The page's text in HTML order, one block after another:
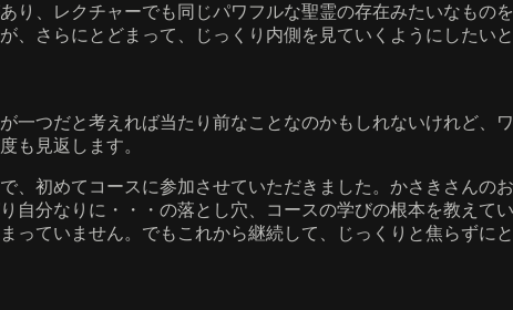
、レクチャーでも同じパワフルな聖霊の存在みたいなものを
、さらにとどまって、じっくり内側を見ていくようにしたいと
一つだと考えれば当たり前なことなのかもしれないけれど
も見返します。
、初めてコースに参加させていただきました。かさきさんの
自分なりに・・・の落とし穴、コースの学びの根本を教えて
っていません。でもこれから継続して、じっくりと焦らずに